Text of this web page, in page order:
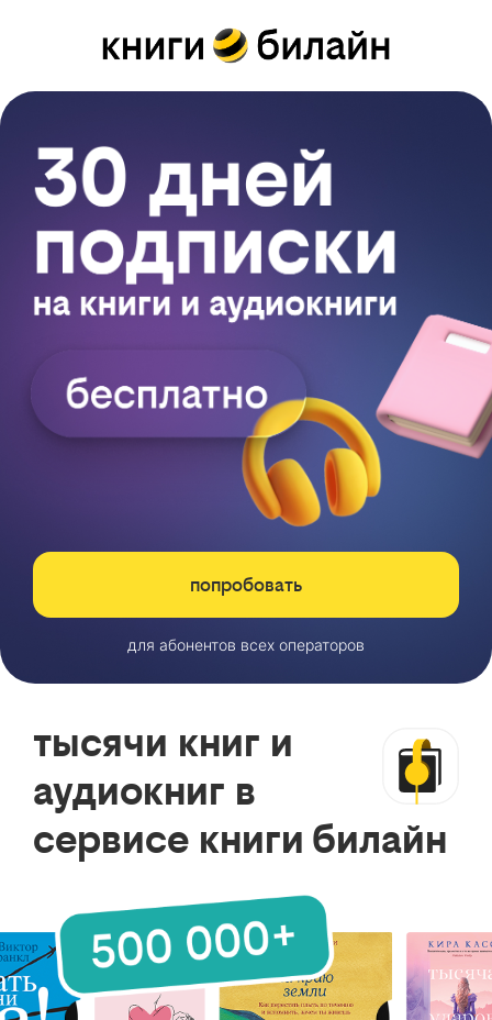
попробовать
для абонентов всех операторов
тысячи книг и
аудиокниг в
сервисе книги билайн